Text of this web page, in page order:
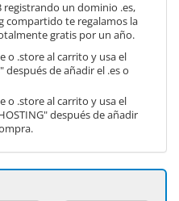
registrando un dominio .es,
compartido te regalamos la
gratis por un año.
o .store al carrito y usa el
después de añadir el .es o
o .store al carrito y usa el
después de añadir